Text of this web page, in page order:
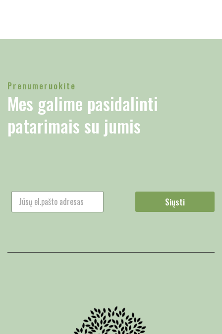
Prenumeruokite
Mes galime pasidalinti
patarimais su jumis
Siųsti